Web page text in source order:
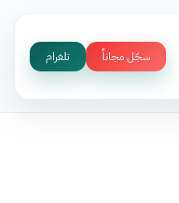
سجّل مجاناً تلغرام